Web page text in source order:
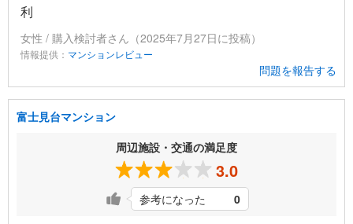
利
女性 / 購入検討者さん（2025年7月27日に投稿）
情報提供： マンションレビュー
問題を報告する
富士見台マンション
周辺施設・交通の満足度
3.0
参考になった 0